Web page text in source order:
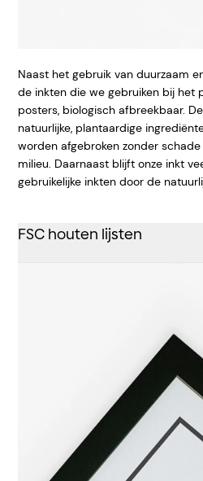
Naast het gebruik van duurzaam
de inkten die we gebruiken bij het
posters, biologisch afbreekbaar.
natuurlijke, plantaardige
worden afgebroken zonder
milieu. Daarnaast blijft onze inkt
gebruikelijke inkten door de
FSC houten lijsten